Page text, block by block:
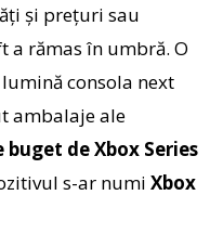
şi preţuri sau
a rămas în umbră. O
consola next
ambalaje ale
de Xbox Series
s-ar numi Xbox